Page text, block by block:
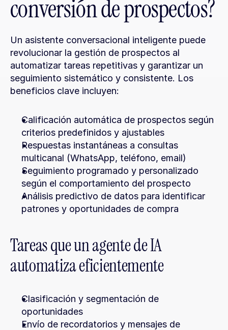
conversión de prospectos?
Un asistente conversacional inteligente puede
revolucionar la gestión de prospectos al
automatizar tareas repetitivas y garantizar un
seguimiento sistemático y consistente. Los
beneficios clave incluyen:
Calificación automática de prospectos según
criterios predefinidos y ajustables
Respuestas instantáneas a consultas
multicanal (WhatsApp, teléfono, email)
Seguimiento programado y personalizado
según el comportamiento del prospecto
Análisis predictivo de datos para identificar
patrones y oportunidades de compra
Tareas que un agente de IA
automatiza eficientemente
Clasificación y segmentación de
oportunidades
Envío de recordatorios y mensajes de